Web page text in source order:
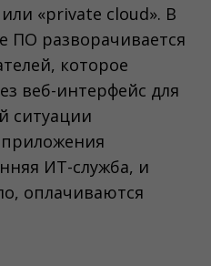
«private cloud». В
ПО разворачивается
которое
веб-интерфейс для
ситуации
ИТ-служба, и
оплачиваются